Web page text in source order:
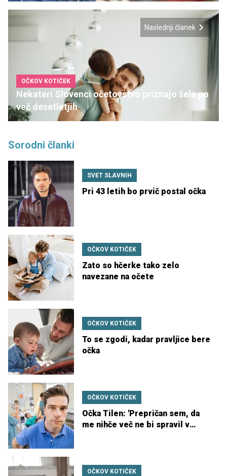
Naslednji članek
OČKOV KOTIČEK
Nekateri Slovenci očetovstvo priznajo šele po
več desetletjih
Sorodni članki
SVET SLAVNIH
Pri 43 letih bo prvič postal očka
OČKOV KOTIČEK
Zato so hčerke tako zelo
navezane na očete
OČKOV KOTIČEK
To se zgodi, kadar pravljice bere
očka
OČKOV KOTIČEK
Očka Tilen: 'Prepričan sem, da
me nihče več ne bi spravil v
OČKOV KOTIČEK